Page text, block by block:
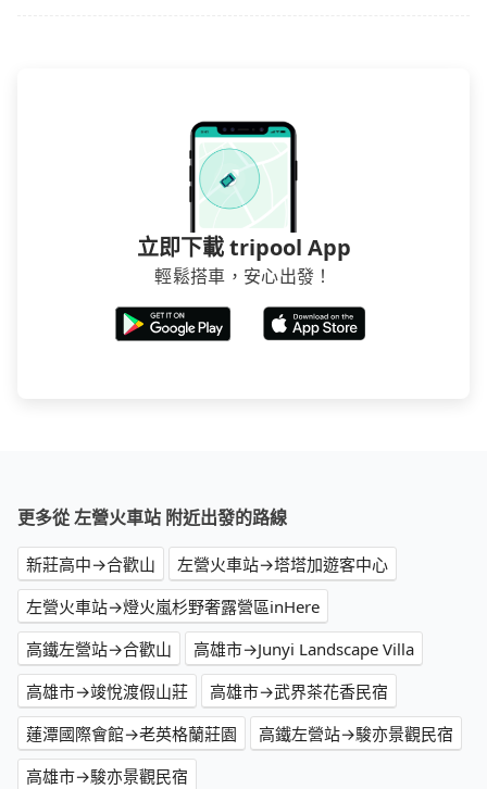
立即下載 tripool App
輕鬆搭車，安心出發！
更多從 左營火車站 附近出發的路線
新莊高中→合歡山
左營火車站→塔塔加遊客中心
左營火車站→燈火嵐杉野奢露營區inHere
高鐵左營站→合歡山
高雄市→Junyi Landscape Villa
高雄市→竣悅渡假山莊
高雄市→武界茶花香民宿
蓮潭國際會館→老英格蘭莊園
高鐵左營站→駿亦景觀民宿
高雄市→駿亦景觀民宿